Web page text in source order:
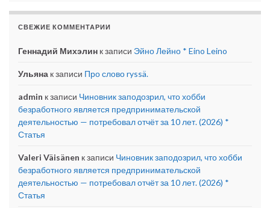
СВЕЖИЕ КОММЕНТАРИИ
Геннадий Михэлин к записи Эйно Лейно * Eino Leino
Ульяна к записи Про слово ryssä.
admin к записи Чиновник заподозрил, что хобби
безработного является предпринимательской
деятельностью — потребовал отчёт за 10 лет. (2026) *
Статья
Valeri Väisänen к записи Чиновник заподозрил, что хобби
безработного является предпринимательской
деятельностью — потребовал отчёт за 10 лет. (2026) *
Статья